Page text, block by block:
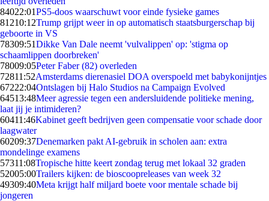
84022:01PS5-doos waarschuwt voor einde fysieke games
81210:12Trump grijpt weer in op automatisch staatsburgerschap bij
geboorte in VS
78309:51Dikke Van Dale neemt 'vulvalippen' op: 'stigma op
schaamlippen doorbreken'
78009:05Peter Faber (82) overleden
72811:52Amsterdams dierenasiel DOA overspoeld met babykonijntjes
67222:04Ontslagen bij Halo Studios na Campaign Evolved
64513:48Meer agressie tegen een andersluidende politieke mening,
laat jij je intimideren?
60411:46Kabinet geeft bedrijven geen compensatie voor schade door
laagwater
60209:37Denemarken pakt AI-gebruik in scholen aan: extra
mondelinge examens
57311:08Tropische hitte keert zondag terug met lokaal 32 graden
52005:00Trailers kijken: de bioscoopreleases van week 32
49309:40Meta krijgt half miljard boete voor mentale schade bij
jongeren